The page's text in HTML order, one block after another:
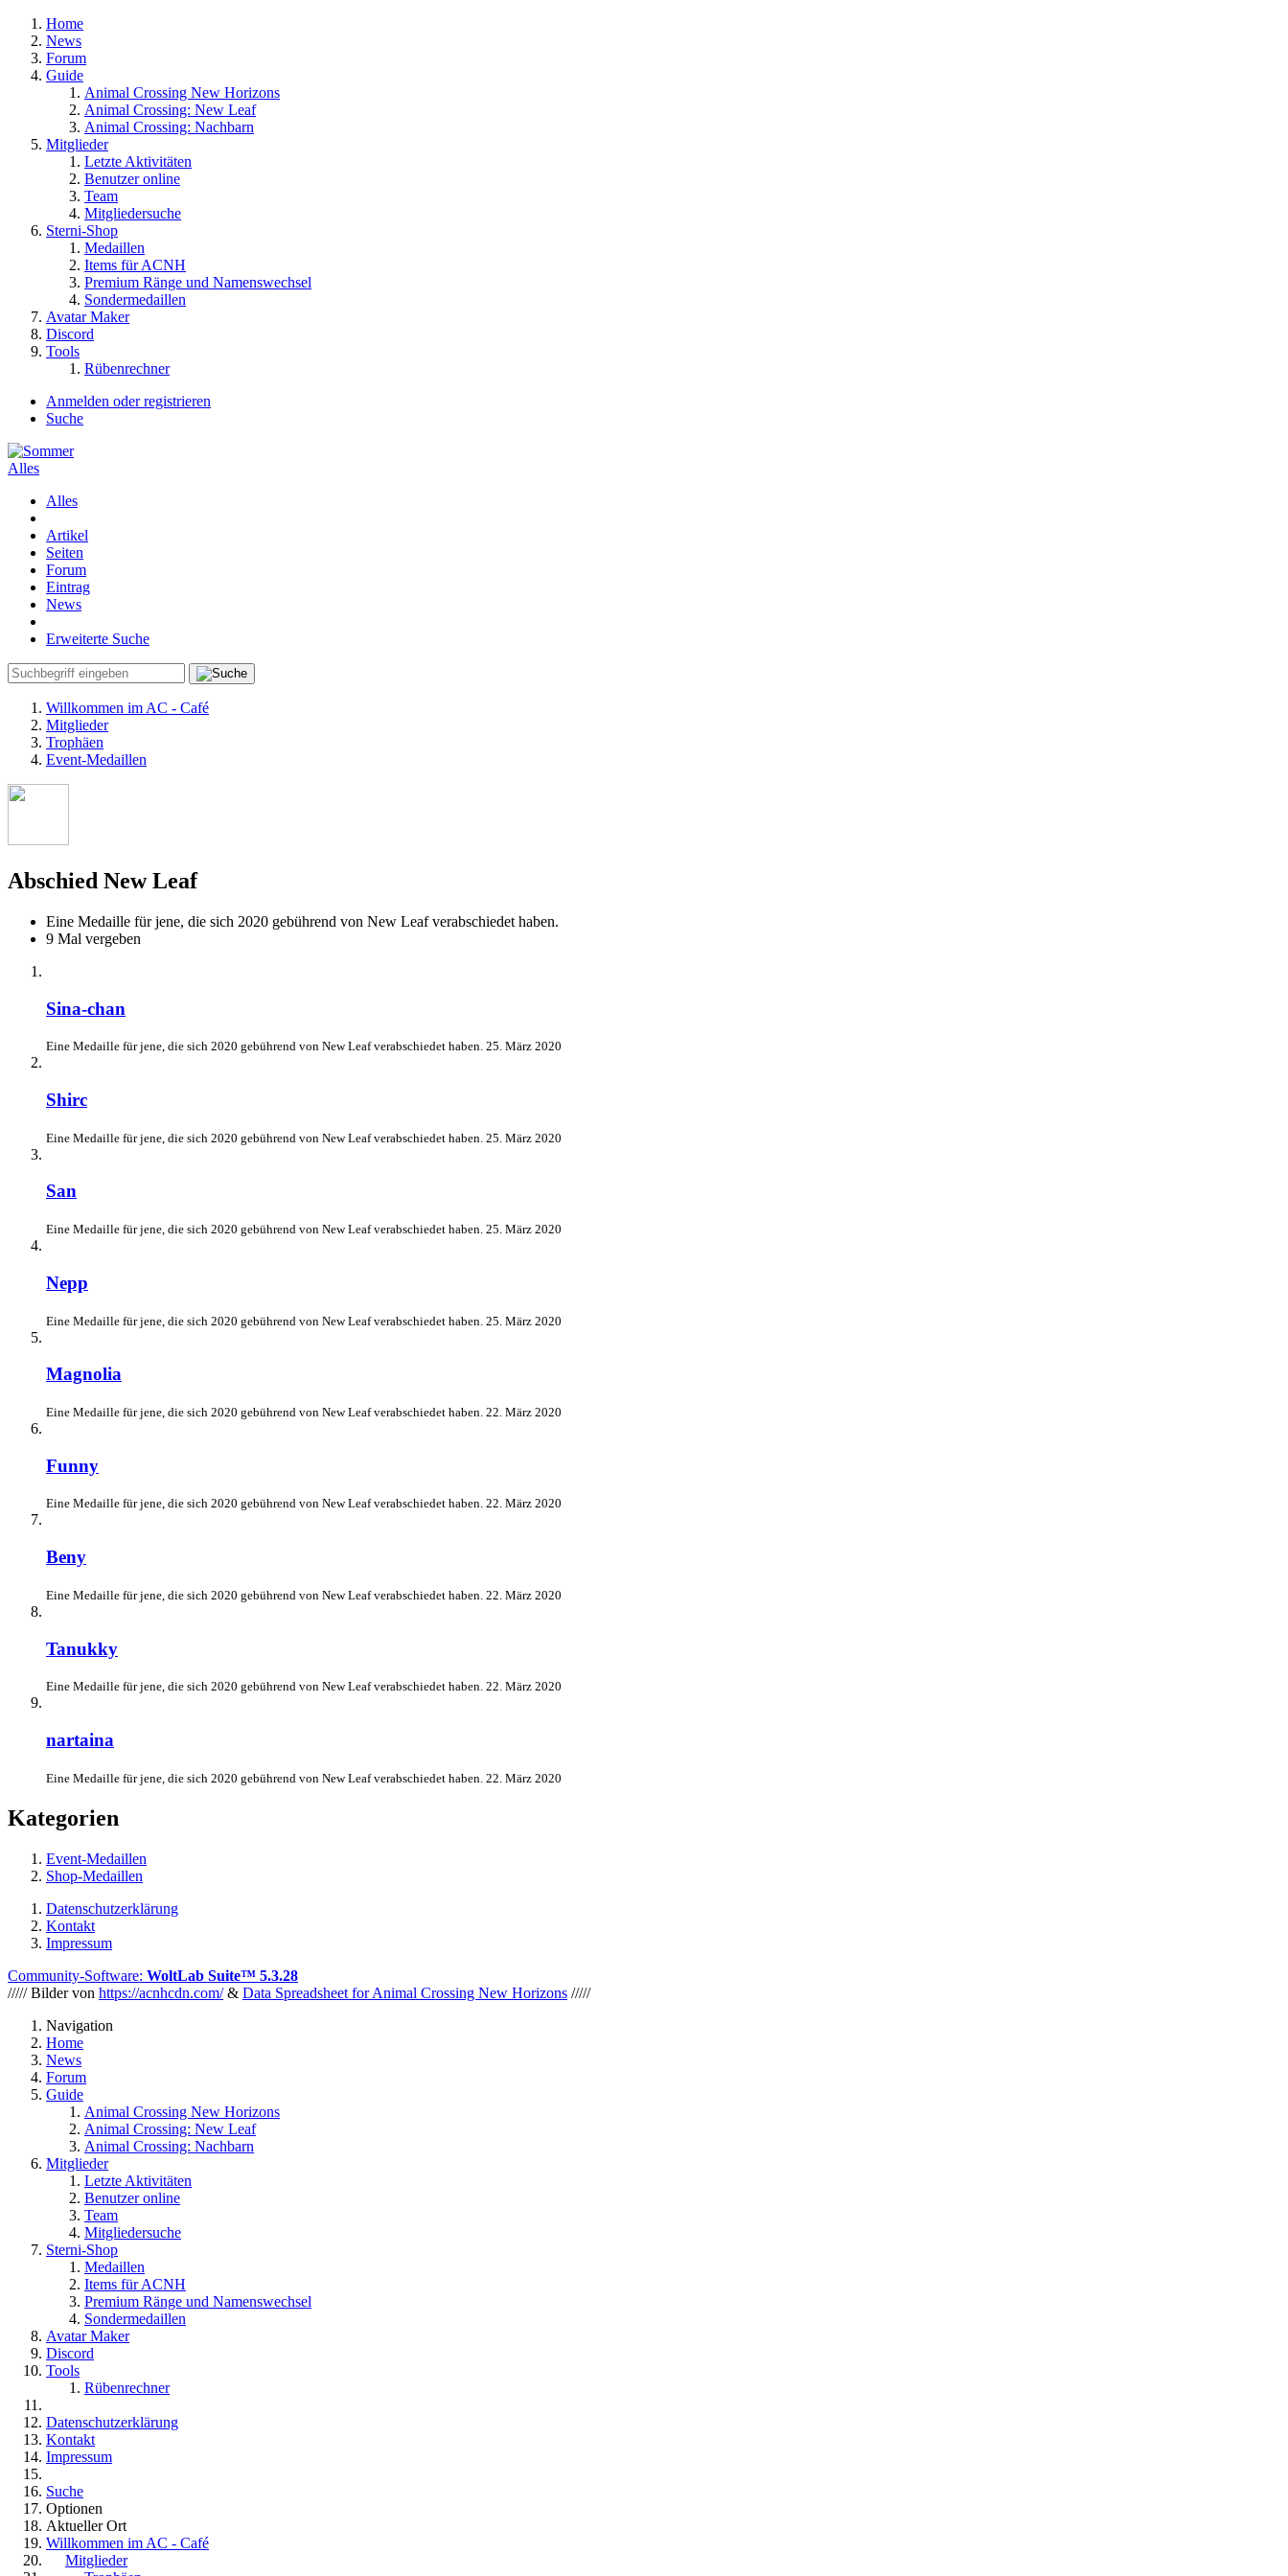
Home
News
Forum
Guide
Animal Crossing New Horizons
Animal Crossing: New Leaf
Animal Crossing: Nachbarn
Mitglieder
Letzte Aktivitäten
Benutzer online
Team
Mitgliedersuche
Sterni-Shop
Medaillen
Items für ACNH
Premium Ränge und Namenswechsel
Sondermedaillen
Avatar Maker
Discord
Tools
Rübenrechner
Anmelden oder registrieren
Suche
Alles
Alles
Artikel
Seiten
Forum
Eintrag
News
Erweiterte Suche
Willkommen im AC - Café
Mitglieder
Trophäen
Event-Medaillen
Abschied New Leaf
Eine Medaille für jene, die sich 2020 gebührend von New Leaf verabschiedet haben.
9 Mal vergeben
Sina-chan
Eine Medaille für jene, die sich 2020 gebührend von New Leaf verabschiedet haben. 25. März 2020
Shirc
Eine Medaille für jene, die sich 2020 gebührend von New Leaf verabschiedet haben. 25. März 2020
San
Eine Medaille für jene, die sich 2020 gebührend von New Leaf verabschiedet haben. 25. März 2020
Nepp
Eine Medaille für jene, die sich 2020 gebührend von New Leaf verabschiedet haben. 25. März 2020
Magnolia
Eine Medaille für jene, die sich 2020 gebührend von New Leaf verabschiedet haben. 22. März 2020
Funny
Eine Medaille für jene, die sich 2020 gebührend von New Leaf verabschiedet haben. 22. März 2020
Beny
Eine Medaille für jene, die sich 2020 gebührend von New Leaf verabschiedet haben. 22. März 2020
Tanukky
Eine Medaille für jene, die sich 2020 gebührend von New Leaf verabschiedet haben. 22. März 2020
nartaina
Eine Medaille für jene, die sich 2020 gebührend von New Leaf verabschiedet haben. 22. März 2020
Kategorien
Event-Medaillen
Shop-Medaillen
Datenschutzerklärung
Kontakt
Impressum
Community-Software: WoltLab Suite™ 5.3.28
///// Bilder von https://acnhcdn.com/& Data Spreadsheet for Animal Crossing New Horizons /////
Navigation
Home
News
Forum
Guide
Animal Crossing New Horizons
Animal Crossing: New Leaf
Animal Crossing: Nachbarn
Mitglieder
Letzte Aktivitäten
Benutzer online
Team
Mitgliedersuche
Sterni-Shop
Medaillen
Items für ACNH
Premium Ränge und Namenswechsel
Sondermedaillen
Avatar Maker
Discord
Tools
Rübenrechner
Datenschutzerklärung
Kontakt
Impressum
Suche
Optionen
Aktueller Ort
Willkommen im AC - Café
Mitglieder